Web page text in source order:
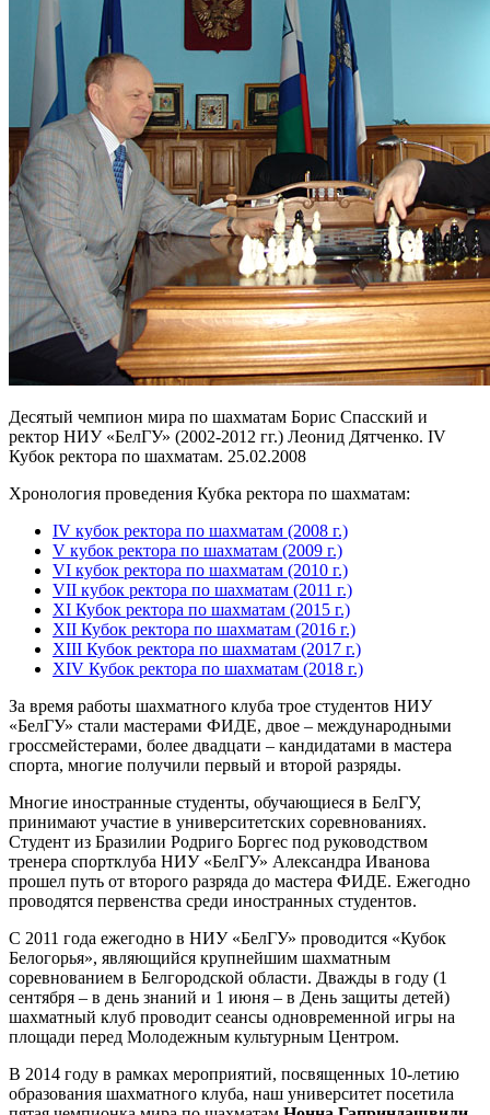
Десятый чемпион мира по шахматам Борис Спасский и
ректор НИУ «БелГУ» (2002-2012 гг.) Леонид Дятченко. IV
Кубок ректора по шахматам. 25.02.2008
Хронология проведения Кубка ректора по шахматам:
IV кубок ректора по шахматам (2008 г.)
V кубок ректора по шахматам (2009 г.)
VI кубок ректора по шахматам (2010 г.)
VII кубок ректора по шахматам (2011 г.)
XI Кубок ректора по шахматам (2015 г.)
XII Кубок ректора по шахматам (2016 г.)
XIII Кубок ректора по шахматам (2017 г.)
XIV Кубок ректора по шахматам (2018 г.)
За время работы шахматного клуба трое студентов НИУ
«БелГУ» стали мастерами ФИДЕ, двое – международными
гроссмейстерами, более двадцати – кандидатами в мастера
спорта, многие получили первый и второй разряды.
Многие иностранные студенты, обучающиеся в БелГУ,
принимают участие в университетских соревнованиях.
Студент из Бразилии Родриго Боргес под руководством
тренера спортклуба НИУ «БелГУ» Александра Иванова
прошел путь от второго разряда до мастера ФИДЕ. Ежегодно
проводятся первенства среди иностранных студентов.
С 2011 года ежегодно в НИУ «БелГУ» проводится «Кубок
Белогорья», являющийся крупнейшим шахматным
соревнованием в Белгородской области. Дважды в году (1
сентября – в день знаний и 1 июня – в День защиты детей)
шахматный клуб проводит сеансы одновременной игры на
площади перед Молодежным культурным Центром.
В 2014 году в рамках мероприятий, посвященных 10-летию
образования шахматного клуба, наш университет посетила